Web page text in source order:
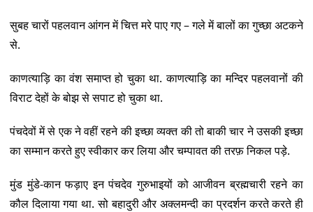
सुबह चारों पहलवान आंगन में चित्त मरे पाए गए – गले में बालों का गुच्छा अटकने
से.
काणत्याड़ि का वंश समाप्त हो चुका था. काणत्याड़ि का मन्दिर पहलवानों की
विराट देहों के बोझ से सपाट हो चुका था.
पंचदेवों में से एक ने वहीं रहने की इच्छा व्यक्त की तो बाकी चार ने उसकी इच्छा
का सम्मान करते हुए स्वीकार कर लिया और चम्पावत की तरफ़ निकल पड़े.
मुंड मुंडे-कान फड़ाए इन पंचदेव गुरुभाइयों को आजीवन ब्रह्मचारी रहने का
कौल दिलाया गया था. सो बहादुरी और अक्लमन्दी का प्रदर्शन करते करते ही